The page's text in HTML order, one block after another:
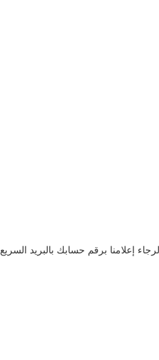
إعلامنا برقم حسابك بالبريد السريع